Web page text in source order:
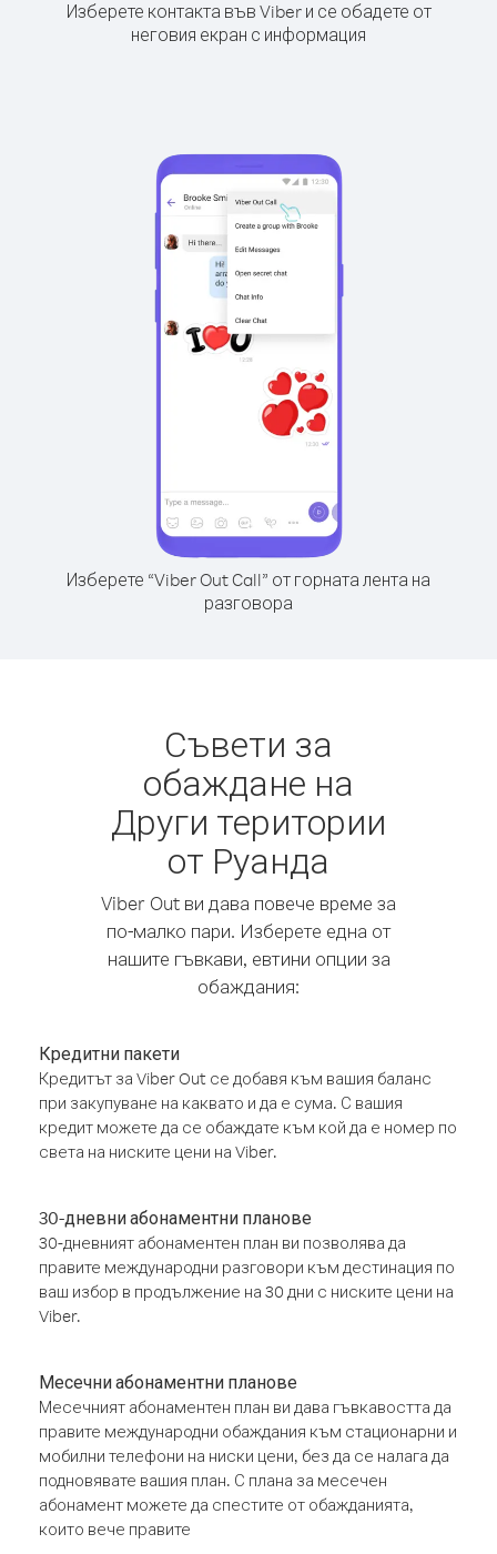
Изберете контакта във Viber и се обадете от
неговия екран с информация
Изберете “Viber Out Call” от горната лента на
разговора
Съвети за
обаждане на
Други територии
от Руанда
Viber Out ви дава повече време за
по-малко пари. Изберете една от
нашите гъвкави, евтини опции за
обаждания:
Кредитни пакети
Кредитът за Viber Out се добавя към вашия баланс
при закупуване на каквато и да е сума. С вашия
кредит можете да се обаждате към кой да е номер по
света на ниските цени на Viber.
30-дневни абонаментни планове
30-дневният абонаментен план ви позволява да
правите международни разговори към дестинация по
ваш избор в продължение на 30 дни с ниските цени на
Viber.
Месечни абонаментни планове
Месечният абонаментен план ви дава гъвкавостта да
правите международни обаждания към стационарни и
мобилни телефони на ниски цени, без да се налага да
подновявате вашия план. С плана за месечен
абонамент можете да спестите от обажданията,
които вече правите